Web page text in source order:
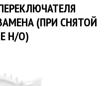
(ПРИ СНЯТОЙ
Н/О)